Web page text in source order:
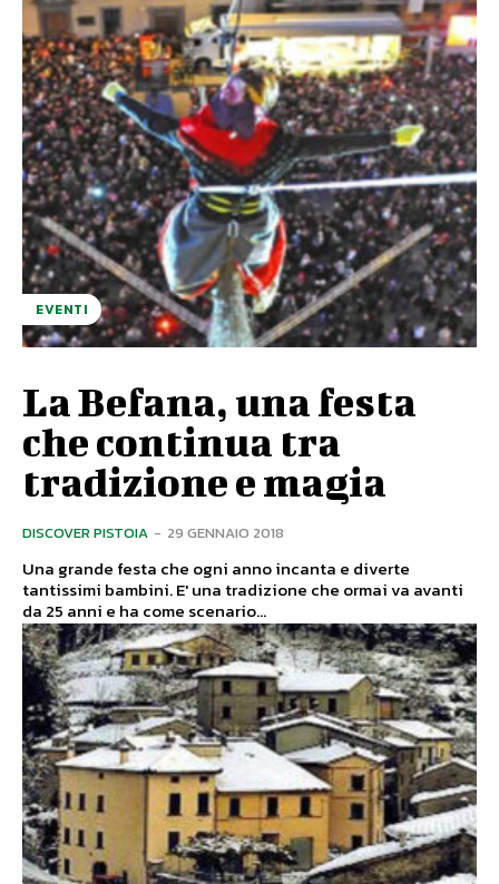
EVENTI
La Befana, una festa
che continua tra
tradizione e magia
DISCOVER PISTOIA - 29 GENNAIO 2018
Una grande festa che ogni anno incanta e diverte
tantissimi bambini. E' una tradizione che ormai va avanti
da 25 anni e ha come scenario...